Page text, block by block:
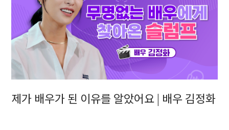
제가 배우가 된 이유를 알았어요 | 배우 김정화